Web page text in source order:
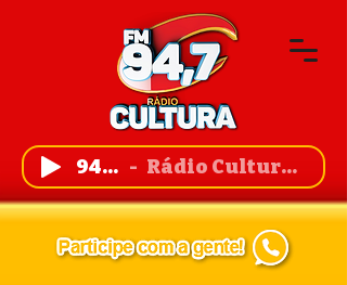
94,7 FM Rádio Cultura de Guanambi